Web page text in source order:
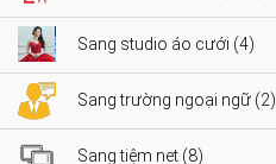
Sang studio áo cưới (4)
Sang trường ngoại ngữ (2)
Sang tiệm net (8)